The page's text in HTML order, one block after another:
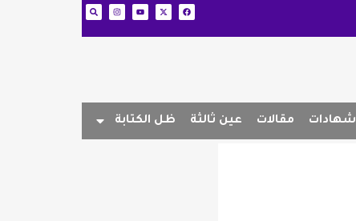
شهادات مقالات عين ثالثة ظل الكتابة